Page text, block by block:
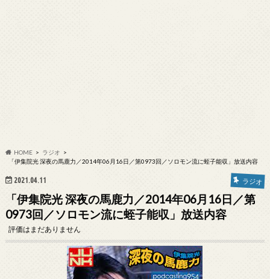
HOME
ラジオ
「伊集院光 深夜の馬鹿力／2014年06月16日／第0973回／ソロモン流に蛭子能収」放送内容
2021.04.11 ラジオ
「伊集院光 深夜の馬鹿力／2014年06月16日／第
0973回／ソロモン流に蛭子能収」放送内容
評価はまだありません